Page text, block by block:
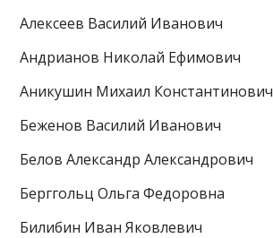
Алексеев Василий Иванович
Андрианов Николай Ефимович
Аникушин Михаил Константинович
Беженов Василий Иванович
Белов Александр Александрович
Берггольц Ольга Федоровна
Билибин Иван Яковлевич